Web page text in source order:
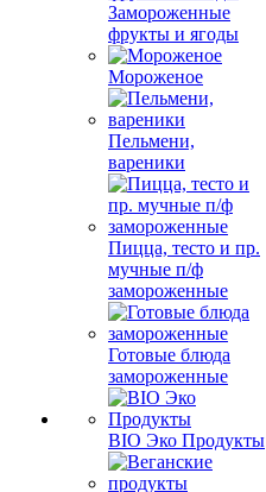
Замороженные
фрукты и ягоды
Мороженое
Пельмени,
вареники
Пицца, тесто и пр.
мучные п/ф
замороженные
Готовые блюда
замороженные
BIO Эко Продукты